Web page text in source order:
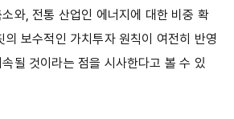
와, 전통 산업인 에너지에 대한 비중 확
의 보수적인 가치투자 원칙이 여전히 반영
될 것이라는 점을 시사한다고 볼 수 있